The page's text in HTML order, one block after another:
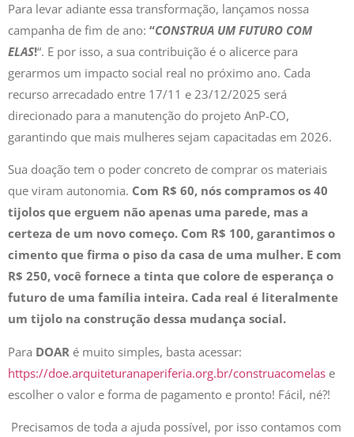
Para levar adiante essa transformação, lançamos nossa
campanha de fim de ano: “CONSTRUA UM FUTURO COM
ELAS!“. E por isso, a sua contribuição é o alicerce para
gerarmos um impacto social real no próximo ano. Cada
recurso arrecadado entre 17/11 e 23/12/2025 será
direcionado para a manutenção do projeto AnP-CO,
garantindo que mais mulheres sejam capacitadas em 2026.
Sua doação tem o poder concreto de comprar os materiais
que viram autonomia. Com R$ 60, nós compramos os 40
tijolos que erguem não apenas uma parede, mas a
certeza de um novo começo. Com R$ 100, garantimos o
cimento que firma o piso da casa de uma mulher. E com
R$ 250, você fornece a tinta que colore de esperança o
futuro de uma família inteira. Cada real é literalmente
um tijolo na construção dessa mudança social.
Para DOAR é muito simples, basta acessar:
https://doe.arquiteturanaperiferia.org.br/construacomelas e
escolher o valor e forma de pagamento e pronto! Fácil, né?!
Precisamos de toda a ajuda possível, por isso contamos com